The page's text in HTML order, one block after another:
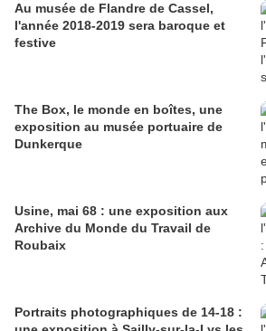
Au musée de Flandre de Cassel,
l'année 2018-2019 sera baroque et
festive
The Box, le monde en boîtes, une
exposition au musée portuaire de
Dunkerque
Usine, mai 68 : une exposition aux
Archive du Monde du Travail de
Roubaix
Portraits photographiques de 14-18 :